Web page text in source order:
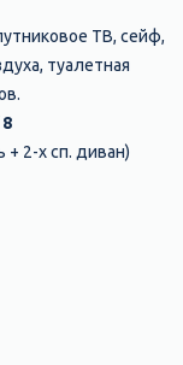
ТВ, сейф,
туалетная
+ 2-х сп. диван)